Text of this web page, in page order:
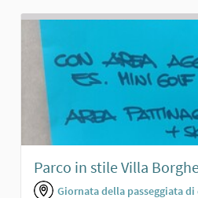
Parco in stile Villa
Giornata della passeggiata